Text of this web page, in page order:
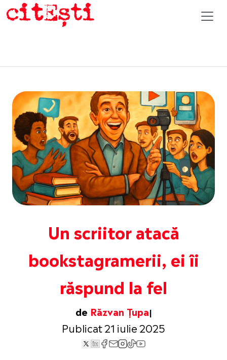
Un scriitor atacă
bookstagramerii, ei îi
răspund la fel
de Răzvan Țupa
Publicat 21 iulie 2025